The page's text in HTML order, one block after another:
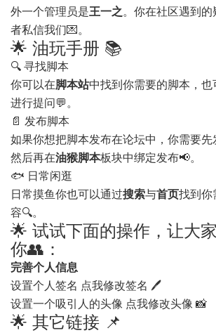
外一个管理员是王一之。你在社区遇到
者私信我们💌。
🌟 油玩手册 📚
🔍 寻找脚本
你可以在脚本站中找到你需要的脚本，也
进行提问💬。
📄 发布脚本
如果你想把脚本发布在论坛中，你需要先
然后再在油猴脚本板块中绑定发布📢。
🐟 日常闲逛
日常摸鱼你也可以通过搜索与首页找到你
容🔍。
🌟 试试下面的操作，让大
你👥：
完善个人信息
设置个人签名 点我修改签名 🖊️
设置一个吸引人的头像 点我修改头像 📸
🌟 其它链接 📌